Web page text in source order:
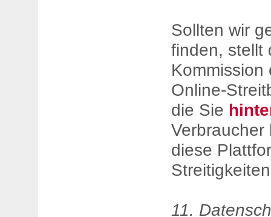
Sollten wir
finden, stellt
Kommission
Online-
die Sie
Verbraucher
diese
11.